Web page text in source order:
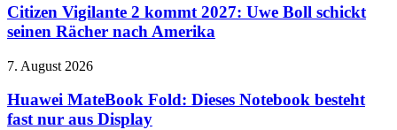
Must
Go“
22.
2
kommt
2027:
Boll
seinen
Rächer
Citizen Vigilante 2 kommt 2027: Uwe Boll schickt
seinen Rächer nach Amerika
Huawei
Fold:
Dieses
7. August 2026
Huawei MateBook Fold: Dieses Notebook besteht
fast nur aus Display